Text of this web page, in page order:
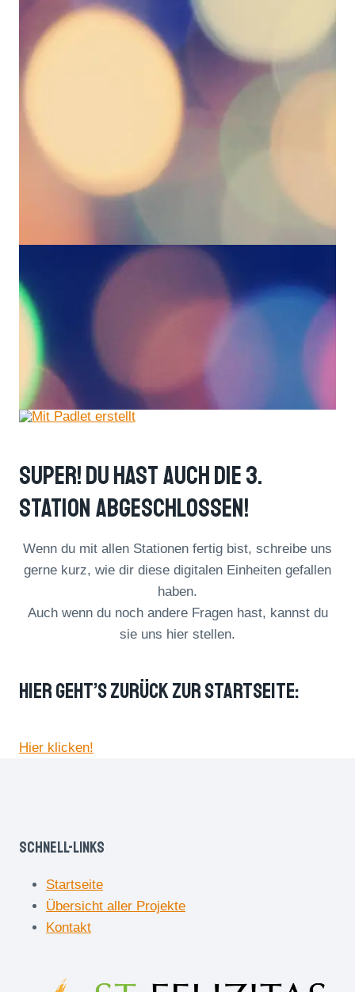
Super! Du Hast Auch Die 3.
Station Abgeschlossen!
Wenn du mit allen Stationen fertig bist, schreibe uns
gerne kurz, wie dir diese digitalen Einheiten gefallen
haben.
Auch wenn du noch andere Fragen hast, kannst du
sie uns hier stellen.
Hier Geht’s Zurück Zur Startseite:
Hier klicken!
Schnell-Links
Startseite
Übersicht aller Projekte
Kontakt